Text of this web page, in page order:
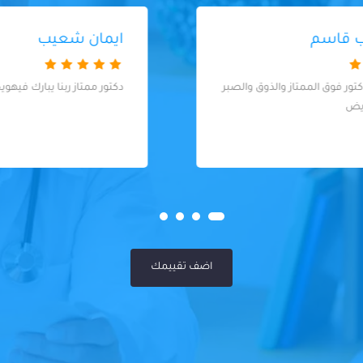
دكتور ممتاز ربنا يبارك فيهويحفظه
اضف تقييمك